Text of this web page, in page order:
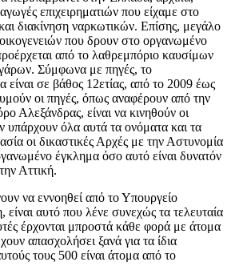
επιχειρηματιών που είχαμε στο
διακίνηση ναρκωτικών. Επίσης, μεγάλο
που δρουν στο οργανωμένο
από το λαθρεμπόριο καυσίμων
Σύμφωνα με πηγές, το
είναι σε βάθος 12ετίας, από το 2009 έως
οι πηγές, όπως αναφέρουν από την
Αλεξάνδρας, είναι να κινηθούν οι
υπάρχουν όλα αυτά τα ονόματα και τα
οι δικαστικές Αρχές με την Αστυνομία
έγκλημα όσο αυτό είναι δυνατόν
Αττική.
να εννοηθεί από το Υπουργείο
αυτό που λένε συνεχώς τα τελευταία
έρχονται μπροστά κάθε φορά με άτομα
απασχολήσει ξανά για τα ίδια
τους 500 είναι άτομα από το